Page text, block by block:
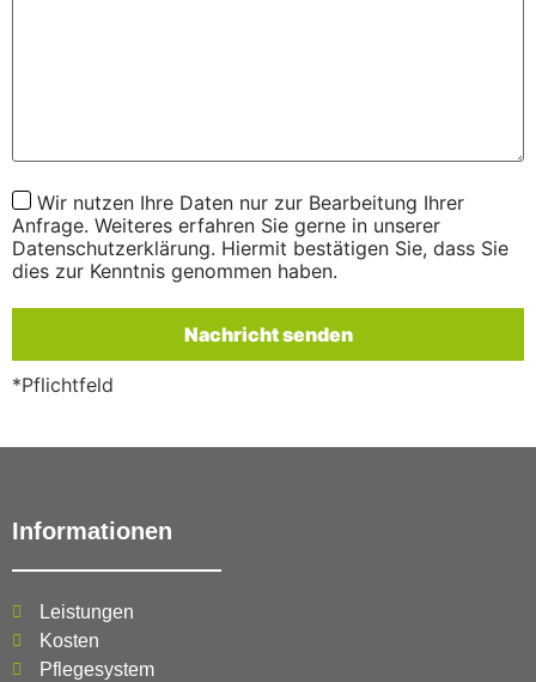
Wir nutzen Ihre Daten nur zur Bearbeitung Ihrer
Anfrage. Weiteres erfahren Sie gerne in unserer
Datenschutzerklärung. Hiermit bestätigen Sie, dass Sie
dies zur Kenntnis genommen haben.
*Pflichtfeld
Informationen
Leistungen
Kosten
Pflegesystem